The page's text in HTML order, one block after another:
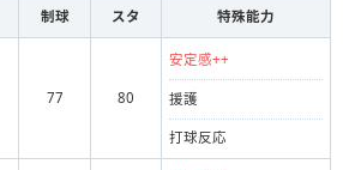
制球 スタ 特殊能力
77 80
安定感++
援護
打球反応